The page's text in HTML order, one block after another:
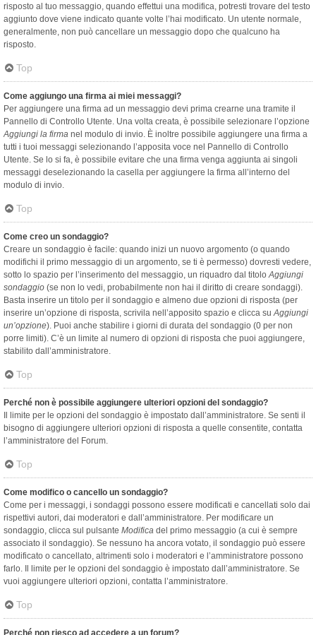
risposto al tuo messaggio, quando effettui una modifica, potresti trovare del testo
aggiunto dove viene indicato quante volte l’hai modificato. Un utente normale,
generalmente, non può cancellare un messaggio dopo che qualcuno ha
risposto.
Top
Come aggiungo una firma ai miei messaggi?
Per aggiungere una firma ad un messaggio devi prima crearne una tramite il
Pannello di Controllo Utente. Una volta creata, è possibile selezionare l’opzione
Aggiungi la firma nel modulo di invio. È inoltre possibile aggiungere una firma a
tutti i tuoi messaggi selezionando l’apposita voce nel Pannello di Controllo
Utente. Se lo si fa, è possibile evitare che una firma venga aggiunta ai singoli
messaggi deselezionando la casella per aggiungere la firma all’interno del
modulo di invio.
Top
Come creo un sondaggio?
Creare un sondaggio è facile: quando inizi un nuovo argomento (o quando
modifichi il primo messaggio di un argomento, se ti è permesso) dovresti vedere,
sotto lo spazio per l’inserimento del messaggio, un riquadro dal titoloAggiungi
sondaggio (se non lo vedi, probabilmente non hai il diritto di creare sondaggi).
Basta inserire un titolo per il sondaggio e almeno due opzioni di risposta (per
inserire un’opzione di risposta, scrivila nell’apposito spazio e clicca suAggiungi
un’opzione). Puoi anche stabilire i giorni di durata del sondaggio (0 per non
porre limiti). C’è un limite al numero di opzioni di risposta che puoi aggiungere,
stabilito dall’amministratore.
Top
Perché non è possibile aggiungere ulteriori opzioni del sondaggio?
Il limite per le opzioni del sondaggio è impostato dall’amministratore. Se senti il
bisogno di aggiungere ulteriori opzioni di risposta a quelle consentite, contatta
l’amministratore del Forum.
Top
Come modifico o cancello un sondaggio?
Come per i messaggi, i sondaggi possono essere modificati e cancellati solo dai
rispettivi autori, dai moderatori e dall’amministratore. Per modificare un
sondaggio, clicca sul pulsante Modifica del primo messaggio (a cui è sempre
associato il sondaggio). Se nessuno ha ancora votato, il sondaggio può essere
modificato o cancellato, altrimenti solo i moderatori e l’amministratore possono
farlo. Il limite per le opzioni del sondaggio è impostato dall’amministratore. Se
vuoi aggiungere ulteriori opzioni, contatta l’amministratore.
Top
Perché non riesco ad accedere a un forum?